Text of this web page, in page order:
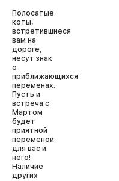
Полосатые
коты,
встретившиеся
вам на
дороге,
несут знак
о
приближающихся
переменах.
Пусть и
встреча с
Мартом
будет
приятной
переменой
для вас и
него!
Наличие
других